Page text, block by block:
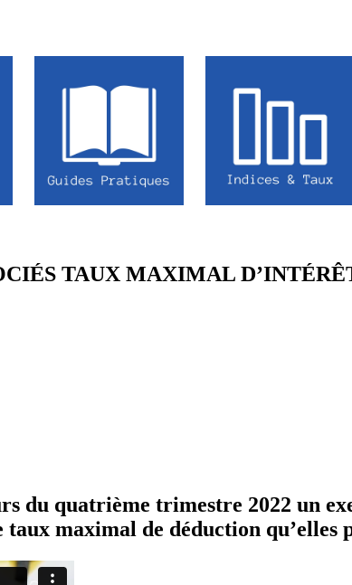
TAUX MAXIMAL
du quatrième trimestre 2022 un
taux maximal de déduction